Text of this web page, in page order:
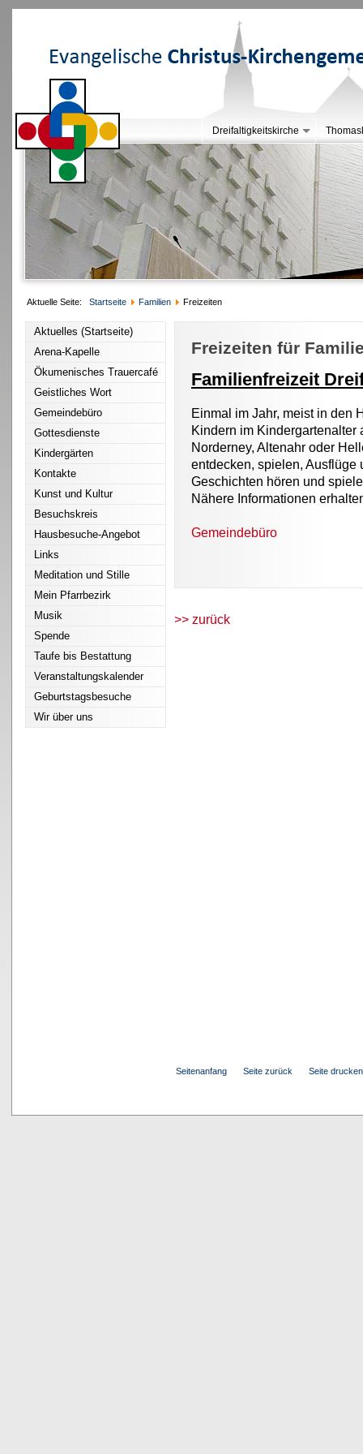
Dreifaltigkeitskirche
Aktuelle Seite: Startseite Familien Freizeiten
Aktuelles (Startseite)
Arena-Kapelle
Ökumenisches Trauercafé
Geistliches Wort
Gemeindebüro
Gottesdienste
Kindergärten
Kontakte
Kunst und Kultur
Besuchskreis
Hausbesuche-Angebot
Links
Meditation und Stille
Mein Pfarrbezirk
Musik
Spende
Taufe bis Bestattung
Veranstaltungskalender
Geburtstagsbesuche
Wir über uns
Freizeiten für
Familienfreizeit
Einmal im Jahr, meist in den
Kindern im Kindergartenalter
Norderney, Altenahr oder
entdecken, spielen, Ausflüge
Geschichten hören und
Nähere Informationen
Gemeindebüro
>> zurück
Seitenanfang Seite zurück Seite drucken